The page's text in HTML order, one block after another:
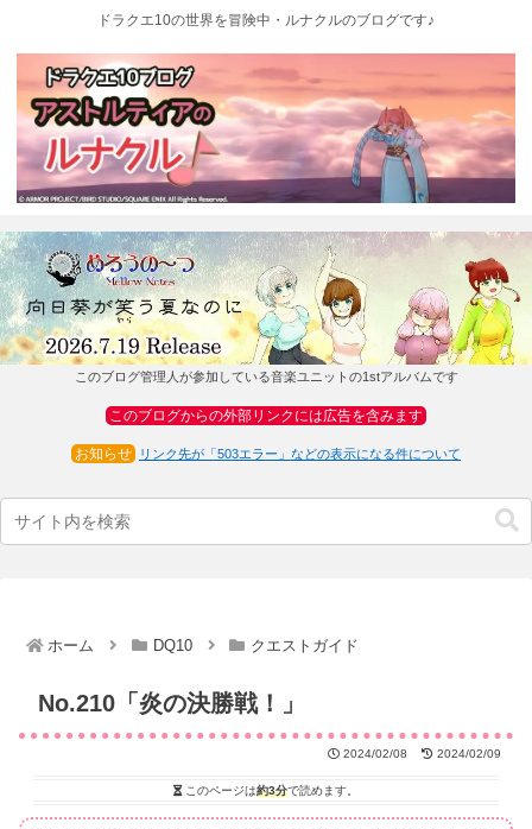
ドラクエ10の世界を冒険中・ルナクルのブログです♪
このブログ管理人が参加している音楽ユニットの1stアルバムです
このブログからの外部リンクには広告を含みます
お知らせ リンク先が「503エラー」などの表示になる件について
ホーム DQ10 クエストガイド
No.210「炎の決勝戦！」
2024/02/08 2024/02/09
このページは約3分で読めます。